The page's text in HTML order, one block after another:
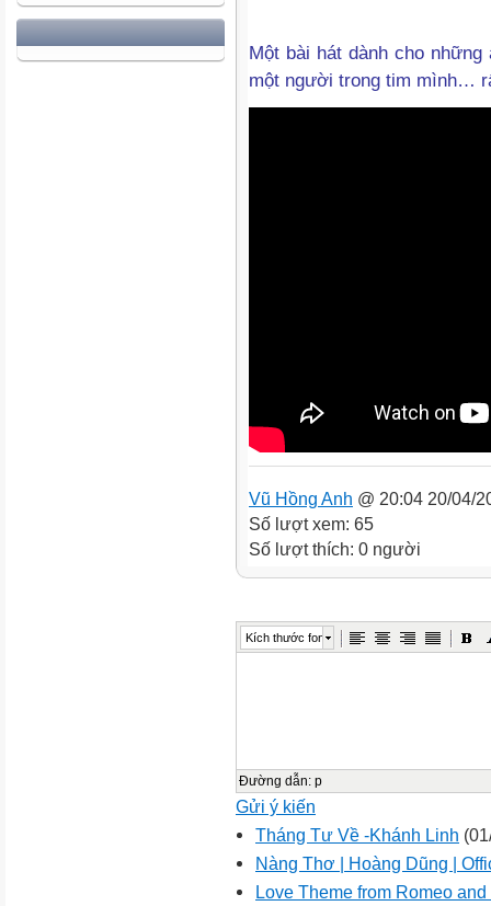
Một bài hát dành cho
một người trong tim mình…
Vũ Hồng Anh @ 20:04 20/04/
Số lượt xem: 65
Số lượt thích: 0 người
Kích thước font
Đường dẫn: p
Gửi ý kiến
Tháng Tư Về -Khánh Linh
Nàng Thơ | Hoàng Dũng |
Love Theme from Romeo